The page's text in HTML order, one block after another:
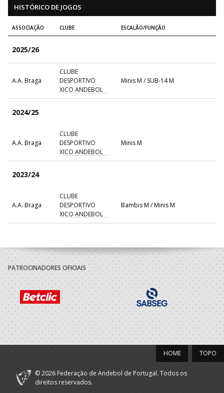
HISTÓRICO DE JOGOS
ASSOCIAÇÃO CLUBE ESCALÃO/FUNÇÃO
2025/26
A.A. Braga
CLUBE
DESPORTIVO
XICO ANDEBOL
Minis M / SUB-14 M
2024/25
A.A. Braga
CLUBE
DESPORTIVO
XICO ANDEBOL
Minis M
2023/24
A.A. Braga
CLUBE
DESPORTIVO
XICO ANDEBOL
Bambis M / Minis M
PATROCINADORES OFICIAIS
TOPO
HOME
© 2026 Federação de Andebol de Portugal. Todos os
direitos reservados.